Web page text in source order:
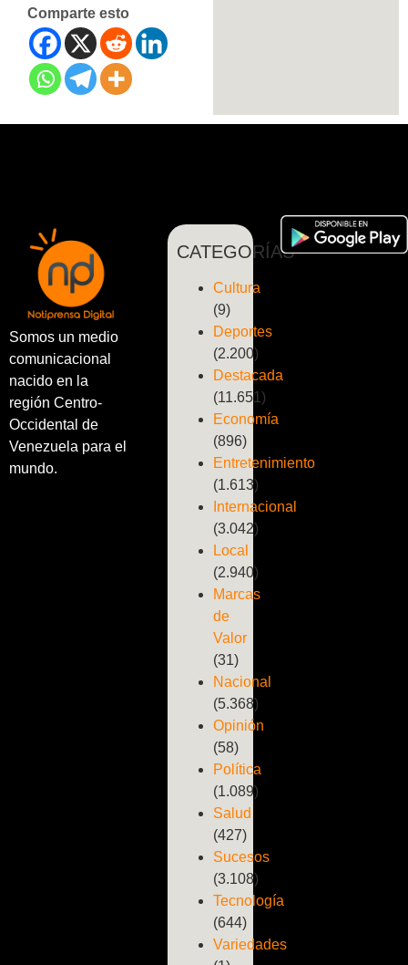
Comparte esto
Somos un medio
comunicacional
nacido en la
región Centro-
Occidental de
Venezuela para el
mundo.
CATEGORÍAS
Cultura
(9)
Deportes
(2.200)
Destacada
(11.651)
Economía
(896)
Entretenimiento
(1.613)
Internacional
(3.042)
Local
(2.940)
Marcas
de
Valor
(31)
Nacional
(5.368)
Opinión
(58)
Política
(1.089)
Salud
(427)
Sucesos
(3.108)
Tecnología
(644)
Variedades